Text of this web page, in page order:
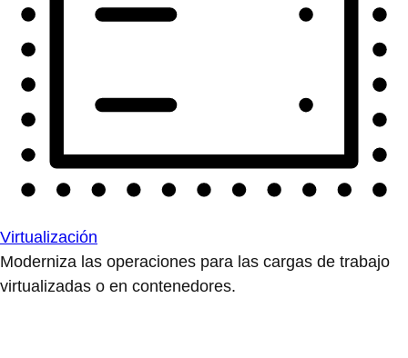
Virtualización
Moderniza las operaciones para las cargas de trabajo
virtualizadas o en contenedores.